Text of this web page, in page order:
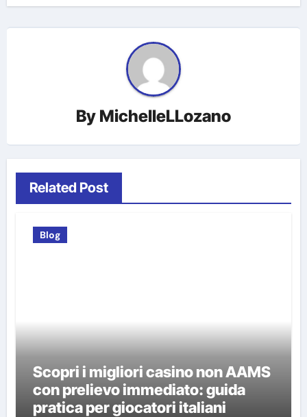
By MichelleLLozano
Related Post
Blog
Scopri i migliori casino non AAMS
con prelievo immediato: guida
pratica per giocatori italiani